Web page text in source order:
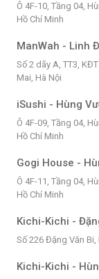
Ô 4F-10, Tầng 04,
Hồ Chí Minh
ManWah - Linh
Số 2 dãy A, TT3,
Mai, Hà Nội
iSushi - Hùng
Ô 4F-09, Tầng 04,
Hồ Chí Minh
Gogi House -
Ô 4F-11, Tầng 04,
Hồ Chí Minh
Kichi-Kichi -
Số 226 Đặng Văn Bi,
Kichi-Kichi -